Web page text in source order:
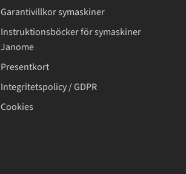
Garantivillkor symaskiner
Instruktionsböcker för symaskiner
Janome
Presentkort
Integritetspolicy / GDPR
Cookies